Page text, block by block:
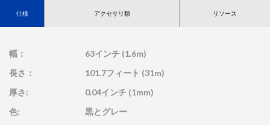
仕様 アクセサリ類 リソース
幅：
63インチ (1.6m)
長さ：
101.7フィート (31m)
厚さ:
0.04インチ (1mm)
色:
黒とグレー